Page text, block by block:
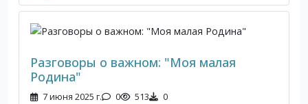
Разговоры о важном: "Моя малая
Родина"
7 июня 2025 г. 0 513 0